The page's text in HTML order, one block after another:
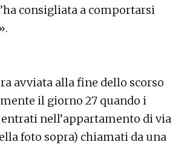
consigliata a comportarsi
avviata alla fine dello scorso
il giorno 27 quando i
nell’appartamento di via
foto sopra) chiamati da una